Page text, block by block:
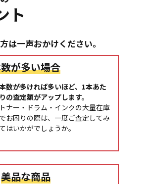
ト
は一声おかけください。
が多い場合
数が多ければ多いほど、1本あた
りの査定額がアップします。
トナー・ドラム・インクの大量在庫
でお困りの際は、一度ご査定してみ
てはいかがでしょうか。
美品な商品